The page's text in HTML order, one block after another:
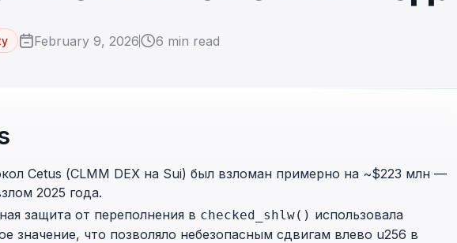
on-
Crypto AML API
February 9, 2026 6 min read
Cetus (CLMM DEX на Sui) был взломан примерно на ~$223 млн —
2025 года.
защита от переполнения в checked_shlw() использовала
значение, что позволяло небезопасным сдвигам влево u256 в